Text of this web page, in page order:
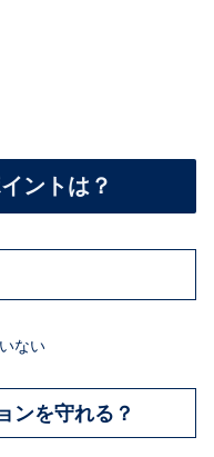
ントは？
ない
ンを守れる？